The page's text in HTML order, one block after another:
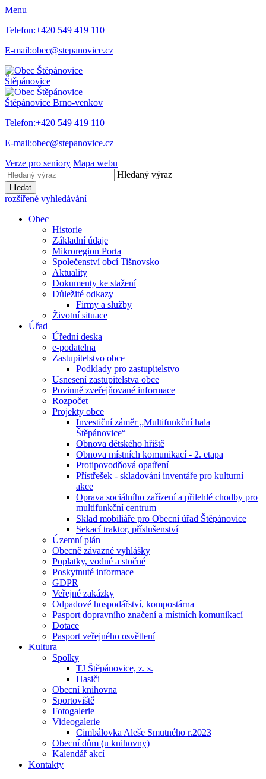
Menu
Telefon:+420 549 419 110
E-mail:obec@stepanovice.cz
Štěpánovice
Štěpánovice Brno-venkov
Telefon:+420 549 419 110
E-mail:obec@stepanovice.cz
Verze pro seniory Mapa webu
Hledaný výraz
Hledat
rozšířené vyhledávání
Obec
Historie
Základní údaje
Mikroregion Porta
Společenství obcí Tišnovsko
Aktuality
Dokumenty ke stažení
Důležité odkazy
Firmy a služby
Životní situace
Úřad
Úřední deska
e-podatelna
Zastupitelstvo obce
Podklady pro zastupitelstvo
Usnesení zastupitelstva obce
Povinně zveřejňované informace
Rozpočet
Projekty obce
Investiční záměr „Multifunkční hala
Štěpánovice“
Obnova dětského hřiště
Obnova místních komunikací - 2. etapa
Protipovodňová opatření
Přístřešek - skladování inventáře pro kulturní
akce
Oprava sociálního zařízení a přilehlé chodby pro
multifunkční centrum
Sklad mobiliáře pro Obecní úřad Štěpánovice
Sekací traktor, příslušenství
Územní plán
Obecně závazné vyhlášky
Poplatky, vodné a stočné
Poskytnuté informace
GDPR
Veřejné zakázky
Odpadové hospodářství, kompostárna
Pasport dopravního značení a místních komunikací
Dotace
Pasport veřejného osvětlení
Kultura
Spolky
TJ Štěpánovice, z. s.
Hasiči
Obecní knihovna
Sportoviště
Fotogalerie
Videogalerie
Cimbálovka Aleše Smutného r.2023
Obecní dům (u knihovny)
Kalendář akcí
Kontakty